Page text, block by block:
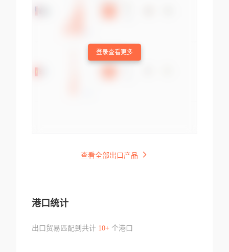
登录查看更多
查看全部出口产品
港口统计
出口贸易匹配到共计 10+个港口